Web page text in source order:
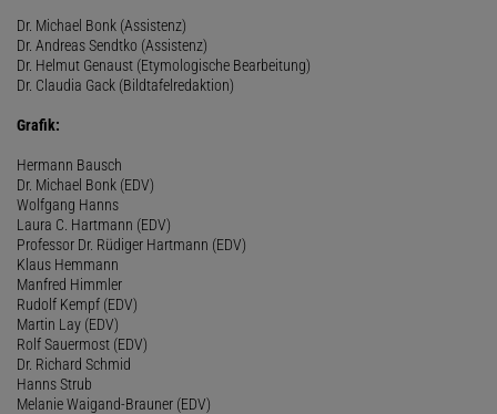
Dr. Michael Bonk (Assistenz)
Dr. Andreas Sendtko (Assistenz)
Dr. Helmut Genaust (Etymologische Bearbeitung)
Dr. Claudia Gack (Bildtafelredaktion)
Grafik:
Hermann Bausch
Dr. Michael Bonk (EDV)
Wolfgang Hanns
Laura C. Hartmann (EDV)
Professor Dr. Rüdiger Hartmann (EDV)
Klaus Hemmann
Manfred Himmler
Rudolf Kempf (EDV)
Martin Lay (EDV)
Rolf Sauermost (EDV)
Dr. Richard Schmid
Hanns Strub
Melanie Waigand-Brauner (EDV)